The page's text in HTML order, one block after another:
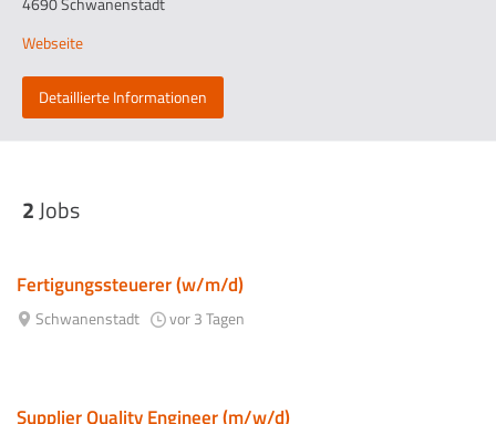
Webseite
Detaillierte Informationen
2Jobs
Fertigungssteuerer (w/m/d)
Schwanenstadt vor 3 Tagen
Supplier Quality Engineer (m/w/d)